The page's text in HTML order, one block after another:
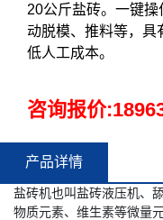
20公斤盐砖。一键
动脱模、推料等，具
低人工成本。
咨询报价:
产品详情
盐砖机也叫盐砖液压机、
物质元素、维生素等微量